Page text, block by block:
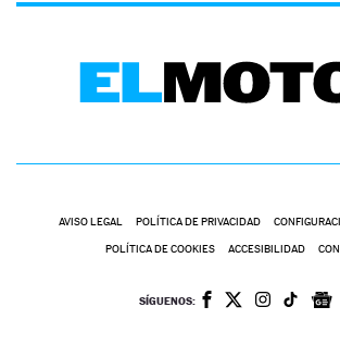
AVISO LEGAL POLÍTICA DE PRIVACIDAD
POLÍTICA DE COOKIES ACCESIBILIDAD
SÍGUENOS: